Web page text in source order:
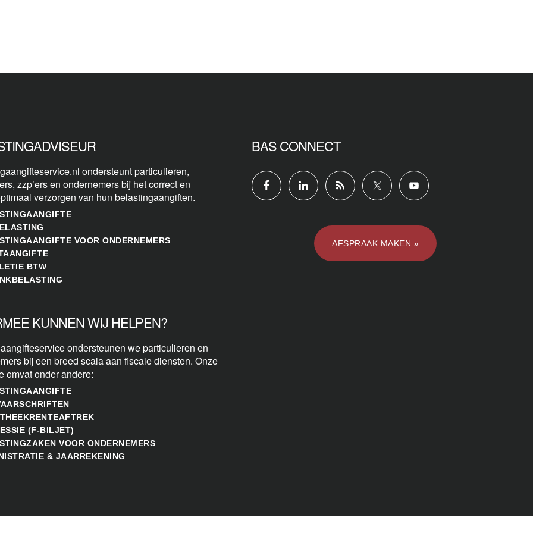
ondersteunt particulieren,
zzp’ers en ondernemers bij het correct en
verzorgen van hun belastingaangiften.
VOOR ONDERNEMERS
BTW
KUNNEN WIJ HELPEN?
ondersteunen we particulieren en
bij een breed scala aan fiscale diensten. Onze
omvat onder andere:
(F-BILJET)
VOOR ONDERNEMERS
& JAARREKENING
BAS CONNECT
AFSPRAAK MAKEN »